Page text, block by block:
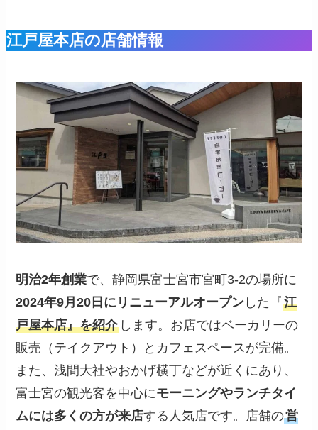
江戸屋本店の店舗情報
明治2年創業で、静岡県富士宮市宮町3-2の場所に
2024年9月20日にリニューアルオープン した『江
戸屋本店』を紹介 します。お店ではベーカリーの
販売（テイクアウト）とカフェスペースが完備。
また、浅間大社やおかげ横丁などが近くにあり、
富士宮の観光客を中心にモーニングやランチタイ
ムには多くの方が来店する人気店です。店舗の営